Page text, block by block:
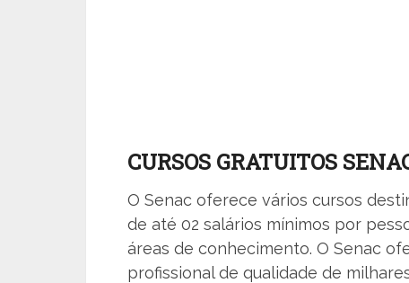
CURSOS GRATUITOS
O Senac oferece vários cursos
de até 02 salários mínimos por
áreas de conhecimento. O Senac
profissional de qualidade de